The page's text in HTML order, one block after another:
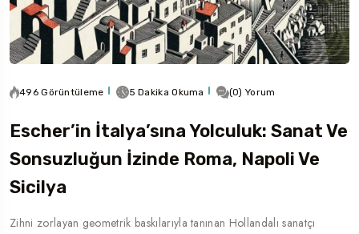
496 Görüntüleme 5 Dakika Okuma (0) Yorum
Escher’in İtalya’sına Yolculuk: Sanat Ve
Sonsuzluğun İzinde Roma, Napoli Ve
Sicilya
Zihni zorlayan geometrik baskılarıyla tanınan Hollandalı sanatçı